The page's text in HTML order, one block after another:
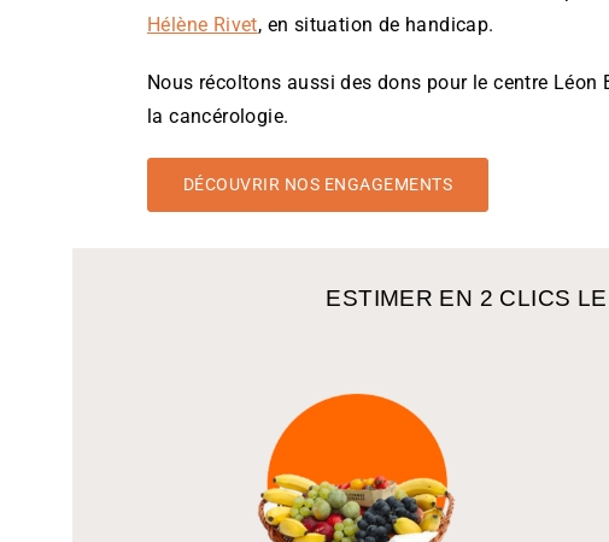
Hélène Rivet, en situation de handicap.
Nous récoltons aussi des dons pour le centre
la cancérologie.
DÉCOUVRIR NOS ENGAGEMENTS
ESTIMER EN 2 CLICS